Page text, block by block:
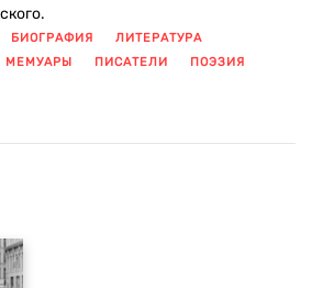
БИОГРАФИЯ
ЛИТЕРАТУРА
МЕМУАРЫ ПИСАТЕЛИ
ПОЭЗИЯ